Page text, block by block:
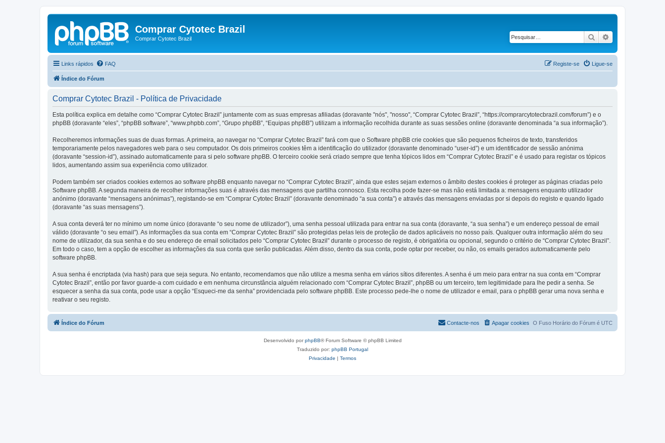
Comprar Cytotec Brazil
Comprar Cytotec Brazil Pesquisar
Links rápidos FAQ Ligue-se
Registe-se
Índice do Fórum
Comprar Cytotec Brazil - Política de Privacidade
Esta política explica em detalhe como “Comprar Cytotec Brazil” juntamente com as suas empresas afiliadas (doravante "nós", "nosso", “Comprar Cytotec Brazil”, “https://comprarcytotecbrazil.com/forum”) e o
phpBB (doravante “eles”, “phpBB software”, “www.phpbb.com”, “Grupo phpBB”, “Equipas phpBB”) utilizam a informação recolhida durante as suas sessões online (doravante denominada “a sua informação”).
Recolheremos informações suas de duas formas. A primeira, ao navegar no “Comprar Cytotec Brazil” fará com que o Software phpBB crie cookies que são pequenos ficheiros de texto, transferidos
temporariamente pelos navegadores web para o seu computador. Os dois primeiros cookies têm a identificação do utilizador (doravante denominado “user-id”) e um identificador de sessão anónima
(doravante “session-id”), assinado automaticamente para si pelo software phpBB. O terceiro cookie será criado sempre que tenha tópicos lidos em “Comprar Cytotec Brazil” e é usado para registar os tópicos
lidos, aumentando assim sua experiência como utilizador.
Podem também ser criados cookies externos ao software phpBB enquanto navegar no “Comprar Cytotec Brazil”, ainda que estes sejam externos o âmbito destes cookies é proteger as páginas criadas pelo
Software phpBB. A segunda maneira de recolher informações suas é através das mensagens que partilha connosco. Esta recolha pode fazer-se mas não está limitada a: mensagens enquanto utilizador
anónimo (doravante “mensagens anónimas”), registando-se em “Comprar Cytotec Brazil” (doravante denominado “a sua conta”) e através das mensagens enviadas por si depois do registo e quando ligado
(doravante “as suas mensagens”).
A sua conta deverá ter no mínimo um nome único (doravante “o seu nome de utilizador”), uma senha pessoal utilizada para entrar na sua conta (doravante, “a sua senha”) e um endereço pessoal de email
válido (doravante “o seu email”). As informações da sua conta em “Comprar Cytotec Brazil” são protegidas pelas leis de proteção de dados aplicáveis no nosso país. Qualquer outra informação além do seu
nome de utilizador, da sua senha e do seu endereço de email solicitados pelo “Comprar Cytotec Brazil” durante o processo de registo, é obrigatória ou opcional, segundo o critério de “Comprar Cytotec Brazil”.
Em todo o caso, tem a opção de escolher as informações da sua conta que serão publicadas. Além disso, dentro da sua conta, pode optar por receber, ou não, os emails gerados automaticamente pelo
software phpBB.
A sua senha é encriptada (via hash) para que seja segura. No entanto, recomendamos que não utilize a mesma senha em vários sítios diferentes. A senha é um meio para entrar na sua conta em “Comprar
Cytotec Brazil”, então por favor guarde-a com cuidado e em nenhuma circunstância alguém relacionado com “Comprar Cytotec Brazil”, phpBB ou um terceiro, tem legitimidade para lhe pedir a senha. Se
esquecer a senha da sua conta, pode usar a opção “Esqueci-me da senha” providenciada pelo software phpBB. Este processo pede-lhe o nome de utilizador e email, para o phpBB gerar uma nova senha e
reativar o seu registo.
Índice do Fórum O Fuso Horário do Fórum é UTC
Apagar cookies
Contacte-nos
Desenvolvido porphpBB® Forum Software © phpBB Limited
Traduzido por: phpBB Portugal
Privacidade | Termos